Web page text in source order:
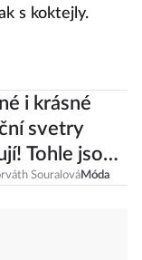
s koktejly.
i krásné
svetry
Tohle jsou
SouralováMóda